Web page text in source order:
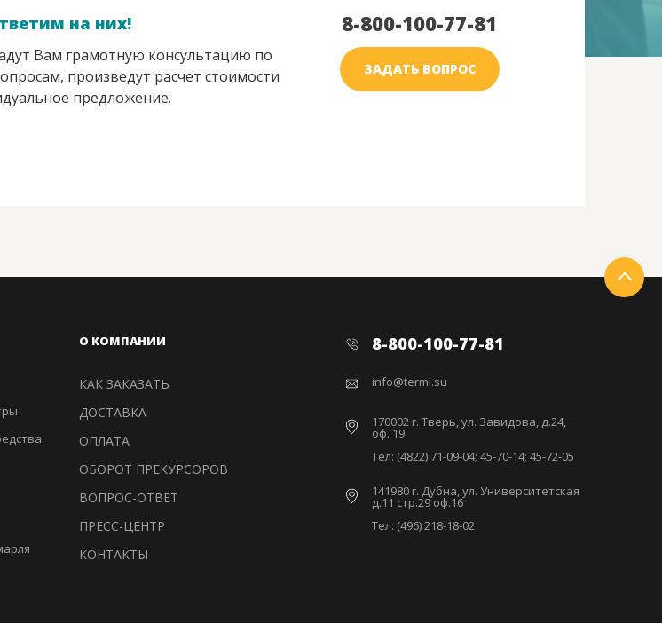
на них!
Вам грамотную консультацию по
произведут расчет стоимости
предложение.
8-800-100-77-81
ЗАДАТЬ ВОПРОС
О КОМПАНИИ
КАК ЗАКАЗАТЬ
ДОСТАВКА
ОПЛАТА
ОБОРОТ ПРЕКУРСОРОВ
ВОПРОС-ОТВЕТ
ПРЕСС-ЦЕНТР
КОНТАКТЫ
8-800-100-77-81
info@termi.su
170002 г. Тверь, ул. Завидова, д.24,
оф. 19
Тел: (4822) 71-09-04; 45-70-14; 45-72-05
141980 г. Дубна, ул. Университетская
д.11 стр.29 оф.16
Тел: (496) 218-18-02